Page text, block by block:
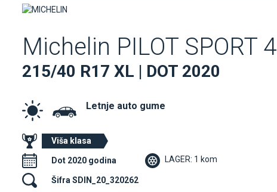
Michelin PILOT SPORT 4
215/40 R17 XL | DOT 2020
Letnje auto gume
Viša klasa
Dot 2020 godina LAGER: 1 kom
Šifra SDIN_20_320262